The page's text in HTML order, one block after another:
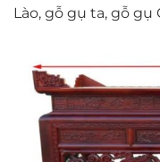
Lào, gỗ gụ ta, gỗ gụ